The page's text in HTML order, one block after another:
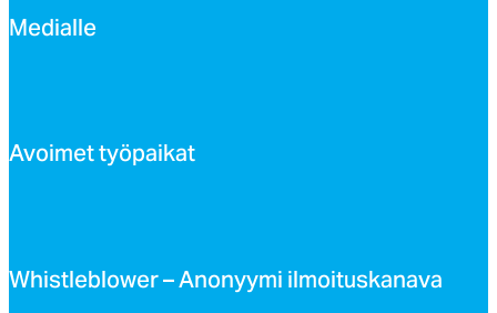
Me­dial­le
Avoi­met työ­pai­kat
Whist­leb­lo­wer – Ano­nyy­mi il­moi­tus­ka­na­va